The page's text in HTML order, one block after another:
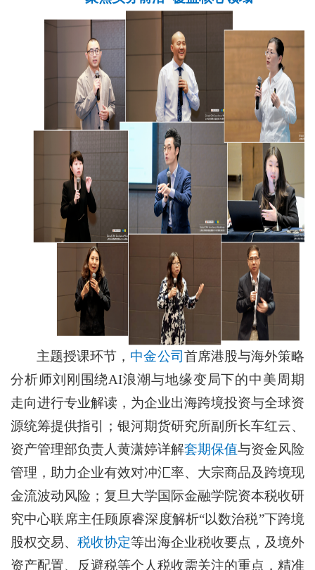
主题授课环节， 中金公司首席港股与海外策略
分析师刘刚围绕AI浪潮与地缘变局下的中美周期
走向进行专业解读，为企业出海跨境投资与全球资
源统筹提供指引；银河期货研究所副所长车红云、
资产管理部负责人黄潇婷详解套期保值与资金风险
管理，助力企业有效对冲汇率、大宗商品及跨境现
金流波动风险；复旦大学国际金融学院资本税收研
究中心联席主任顾原睿深度解析“以数治税”下跨境
股权交易、 税收协定等出海企业税收要点，及境外
资产配置、反避税等个人税收需关注的重点，精准